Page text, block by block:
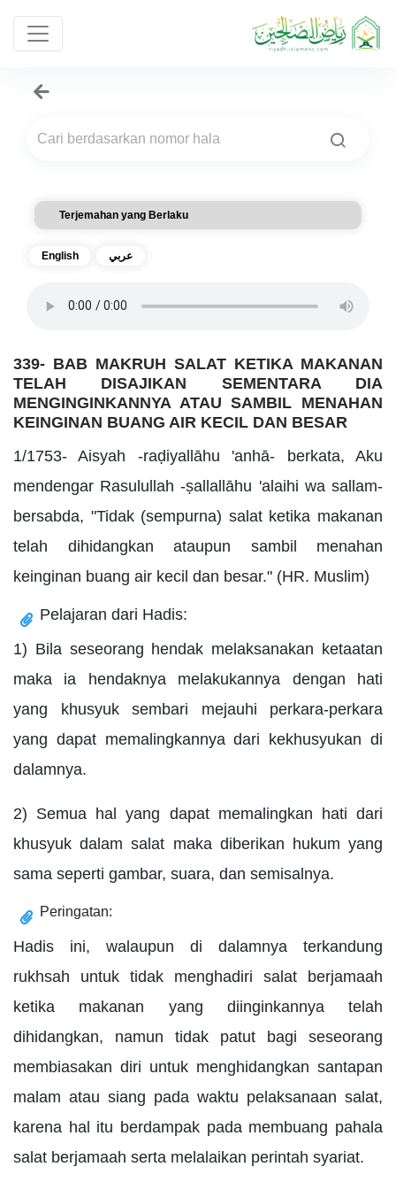
Terjemahan yang Berlaku
English عربي
339- BAB MAKRUH SALAT KETIKA MAKANAN
TELAH DISAJIKAN SEMENTARA DIA
MENGINGINKANNYA ATAU SAMBIL MENAHAN
KEINGINAN BUANG AIR KECIL DAN BESAR
1/1753- Aisyah -raḍiyallāhu 'anhā- berkata, Aku
mendengar Rasulullah -ṣallallāhu 'alaihi wa sallam-
bersabda, "Tidak (sempurna) salat ketika makanan
telah dihidangkan ataupun sambil menahan
keinginan buang air kecil dan besar." (HR. Muslim)
Pelajaran dari Hadis:
1) Bila seseorang hendak melaksanakan ketaatan
maka ia hendaknya melakukannya dengan hati
yang khusyuk sembari mejauhi perkara-perkara
yang dapat memalingkannya dari kekhusyukan di
dalamnya.
2) Semua hal yang dapat memalingkan hati dari
khusyuk dalam salat maka diberikan hukum yang
sama seperti gambar, suara, dan semisalnya.
Peringatan:
Hadis ini, walaupun di dalamnya terkandung
rukhsah untuk tidak menghadiri salat berjamaah
ketika makanan yang diinginkannya telah
dihidangkan, namun tidak patut bagi seseorang
membiasakan diri untuk menghidangkan santapan
malam atau siang pada waktu pelaksanaan salat,
karena hal itu berdampak pada membuang pahala
salat berjamaah serta melalaikan perintah syariat.